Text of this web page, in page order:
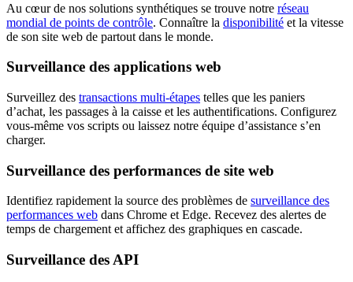
Au cœur de nos solutions synthétiques se trouve notre réseau
mondial de points de contrôle. Connaître la disponibilité et la vitesse
de son site web de partout dans le monde.
Surveillance des applications web
Surveillez des transactions multi-étapes telles que les paniers
d’achat, les passages à la caisse et les authentifications. Configurez
vous-même vos scripts ou laissez notre équipe d’assistance s’en
charger.
Surveillance des performances de site web
Identifiez rapidement la source des problèmes de surveillance des
performances web dans Chrome et Edge. Recevez des alertes de
temps de chargement et affichez des graphiques en cascade.
Surveillance des API